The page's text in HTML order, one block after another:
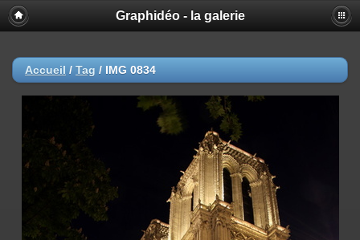
Graphidéo - la galerie
Accueil / Tag / IMG 0834